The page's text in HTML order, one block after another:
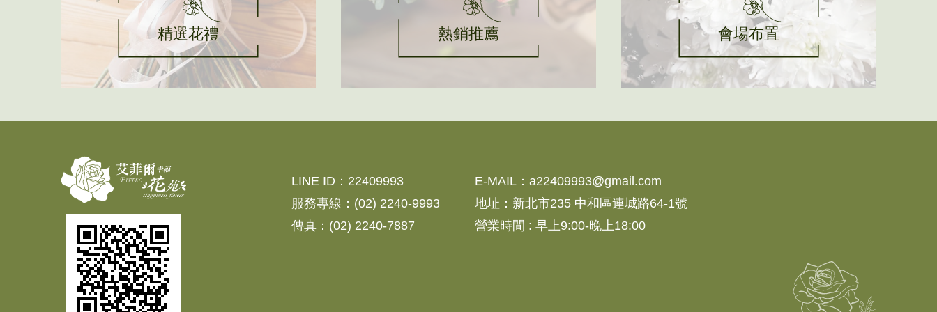
精選花禮 熱銷推薦 會場布置
LINE ID：22409993
服務專線： (02) 2240-9993
傳真：(02) 2240-7887
E-MAIL： a22409993@gmail.com
地址： 新北市235 中和區連城路64-1號
營業時間 : 早上9:00-晚上18:00